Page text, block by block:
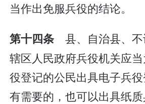
当作出免服兵役的结论。
第十四条县、自治县、
辖区人民政府兵役机关应
役登记的公民出具电子兵
有需要的，也可以出具纸